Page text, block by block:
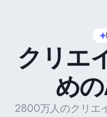
クリエ
め
2800万人のクリエ